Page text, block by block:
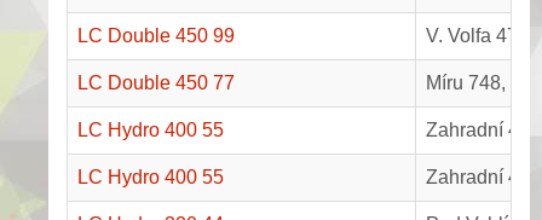
LC Double 450 99 V. Volfa 47,
LC Double 450 77 Míru 748,
LC Hydro 400 55 Zahradní
LC Hydro 400 55 Zahradní